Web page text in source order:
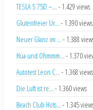
TESLA S 75D –... - 1.429 views
Glutenfreier Ur... - 1.390 views
Neuer Glanz im ... - 1.388
Hüa und Ohmmm... - 1.370
Autotest Leon C... - 1.368 views
Die Luft ist re... - 1.360 views
Beach Club Hots... - 1.345